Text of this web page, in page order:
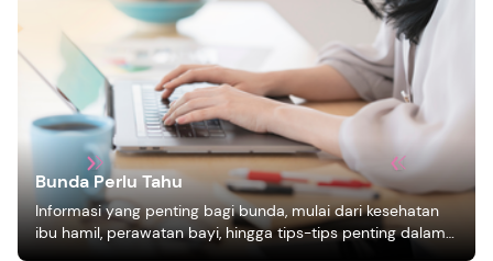
Bunda Perlu Tahu
Informasi yang penting bagi bunda, mulai dari kesehatan
ibu hamil, perawatan bayi, hingga tips-tips penting dalam